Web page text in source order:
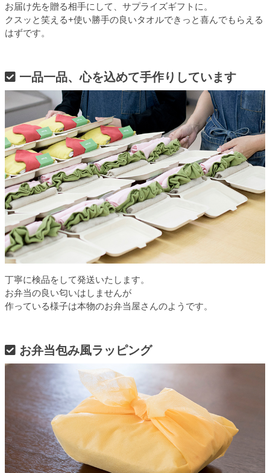
お届け先を贈る相手にして、サプライズギフトに。
クスッと笑える+使い勝手の良いタオルできっと喜んでもらえる
はずです。
一品一品、心を込めて手作りしています
丁寧に検品をして発送いたします。
お弁当の良い匂いはしませんが
作っている様子は本物のお弁当屋さんのようです。
お弁当包み風ラッピング